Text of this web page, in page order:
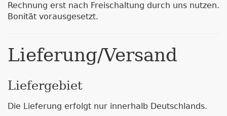
Rechnung erst nach Freischaltung durch uns nutzen.
Bonität vorausgesetzt.
Lieferung/Versand
Liefergebiet
Die Lieferung erfolgt nur innerhalb Deutschlands.